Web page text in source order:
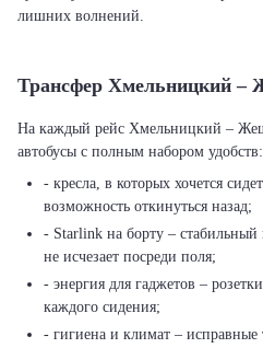
лишних волнений.
Трансфер Хмельницкий –
На каждый рейс Хмельницкий –
автобусы с полным набором удобств:
- кресла, в которых хочется
возможность откинуться назад;
- Starlink на борту –
не исчезает посреди поля;
- энергия для гаджетов –
каждого сидения;
- гигиена и климат – исправные